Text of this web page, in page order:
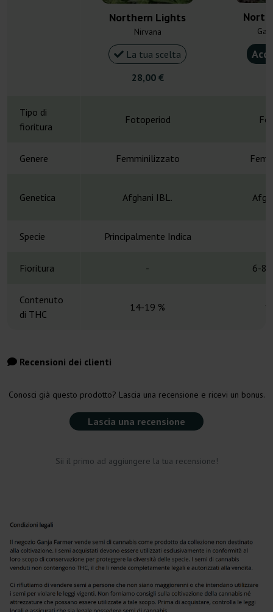
Northern Lights
Nirvana
La tua scelta
28,00 €
Tipo di
fioritura
Fotoperiod
Genere Femminilizzato
Genetica Afghani IBL.
Specie Principalmente Indica
Fioritura - 6-8
Contenuto
di THC
14-19 %
Recensioni dei clienti
Conosci già questo prodotto? Lascia una recensione e ricevi un bonus.
Lascia una recensione
Sii il primo ad aggiungere la tua recensione!